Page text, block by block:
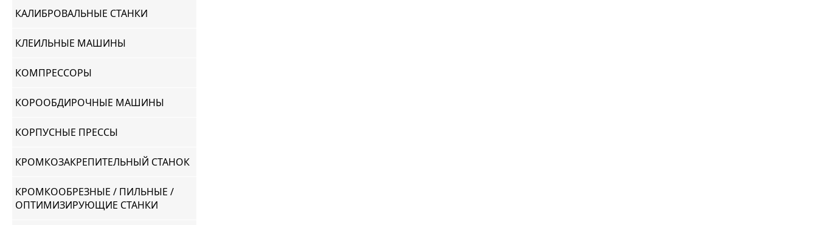
КАЛИБРОВАЛЬНЫЕ СТАНКИ
КЛЕИЛЬНЫЕ МАШИНЫ
КОМПРЕССОРЫ
КОРООБДИРОЧНЫЕ МАШИНЫ
КОРПУСНЫЕ ПРЕССЫ
КРОМКОЗАКРЕПИТЕЛЬНЫЙ СТАНОК
КРОМКООБРЕЗНЫЕ / ПИЛЬНЫЕ /
ОПТИМИЗИРУЮЩИЕ СТАНКИ